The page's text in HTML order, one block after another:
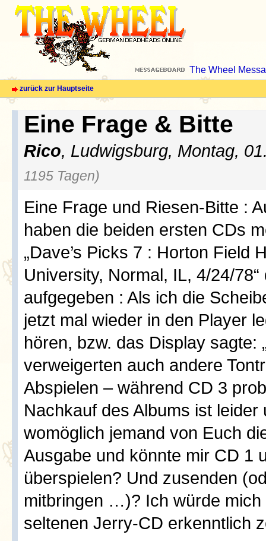
The Wheel
zurück zur Hauptseite
Eine Frage & Bitte
Rico, Ludwigsburg, Montag,
1195 Tagen)
Eine Frage und Riesen-Bitte :
haben die beiden ersten CDs
„Dave’s Picks 7 : Horton Field
University, Normal, IL, 4/24/
aufgegeben : Als ich die
jetzt mal wieder in den Player
hören, bzw. das Display sagte:
verweigerten auch andere
Abspielen – während CD 3
Nachkauf des Albums ist
womöglich jemand von Euch
Ausgabe und könnte mir CD 1
überspielen? Und zusenden
mitbringen …)? Ich würde
seltenen Jerry-CD erkenntlich